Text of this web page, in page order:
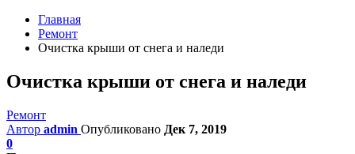
Главная
Ремонт
Очистка крыши от снега и наледи
Очистка крыши от снега и наледи
Ремонт
Автор admin Опубликовано Дек 7, 2019
0